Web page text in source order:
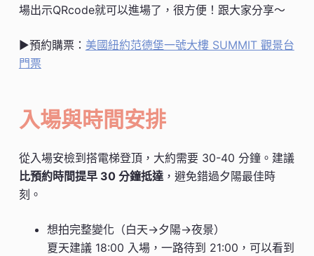
場出示QRcode就可以進場了，很方便！跟大家分享～
▶預約購票： 美國紐約范德堡一號大樓 SUMMIT 觀景台
門票
入場與時間安排
從入場安檢到搭電梯登頂，大約需要 30-40 分鐘。建議
比預約時間提早 30 分鐘抵達，避免錯過夕陽最佳時
刻。
想拍完整變化（白天→夕陽→夜景）
夏天建議 18:00 入場，一路待到 21:00，可以看到